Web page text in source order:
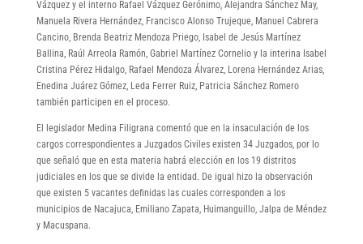
Vázquez y el interno Rafael Vázquez Gerónimo, Alejandra Sánchez May,
Manuela Rivera Hernández, Francisco Alonso Trujeque, Manuel Cabrera
Cancino, Brenda Beatriz Mendoza Priego, Isabel de Jesús Martínez
Ballina, Raúl Arreola Ramón, Gabriel Martínez Cornelio y la interina Isabel
Cristina Pérez Hidalgo, Rafael Mendoza Álvarez, Lorena Hernández Arias,
Enedina Juárez Gómez, Leda Ferrer Ruiz, Patricia Sánchez Romero
también participen en el proceso.
El legislador Medina Filigrana comentó que en la insaculación de los
cargos correspondientes a Juzgados Civiles existen 34 Juzgados, por lo
que señaló que en esta materia habrá elección en los 19 distritos
judiciales en los que se divide la entidad. De igual hizo la observación
que existen 5 vacantes definidas las cuales corresponden a los
municipios de Nacajuca, Emiliano Zapata, Huimanguillo, Jalpa de Méndez
y Macuspana.